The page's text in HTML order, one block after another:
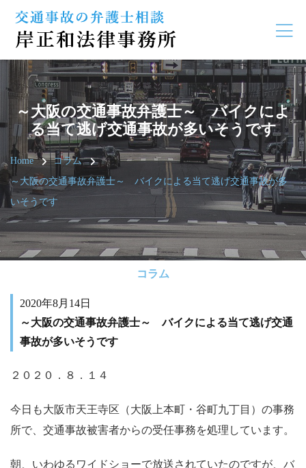
～大阪の交通事故弁護士～ バイクによ
る当て逃げ交通事故が多いそうです
Home
コラム
～大阪の交通事故弁護士～ バイクによる当て逃げ交通事故が多
いそうです
コラム
2020年8月14日
～大阪の交通事故弁護士～ バイクによる当て逃げ交通
事故が多いそうです
２０２０．８．１４
今日も大阪市天王寺区（大阪上本町・谷町九丁目）の事務
所で、交通事故被害者からの受任事務を処理しています。
朝、いわゆるワイドショーで放送されていたのですが、バ